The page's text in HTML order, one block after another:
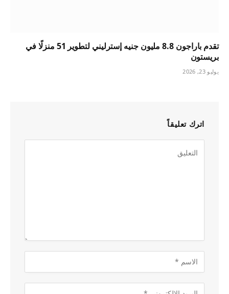
تقدم باراجون 8.8 مليون جنيه إسترليني لتطوير 51 منزلًا في
بريستون
يوليو 23, 2026
اترك تعليقاً